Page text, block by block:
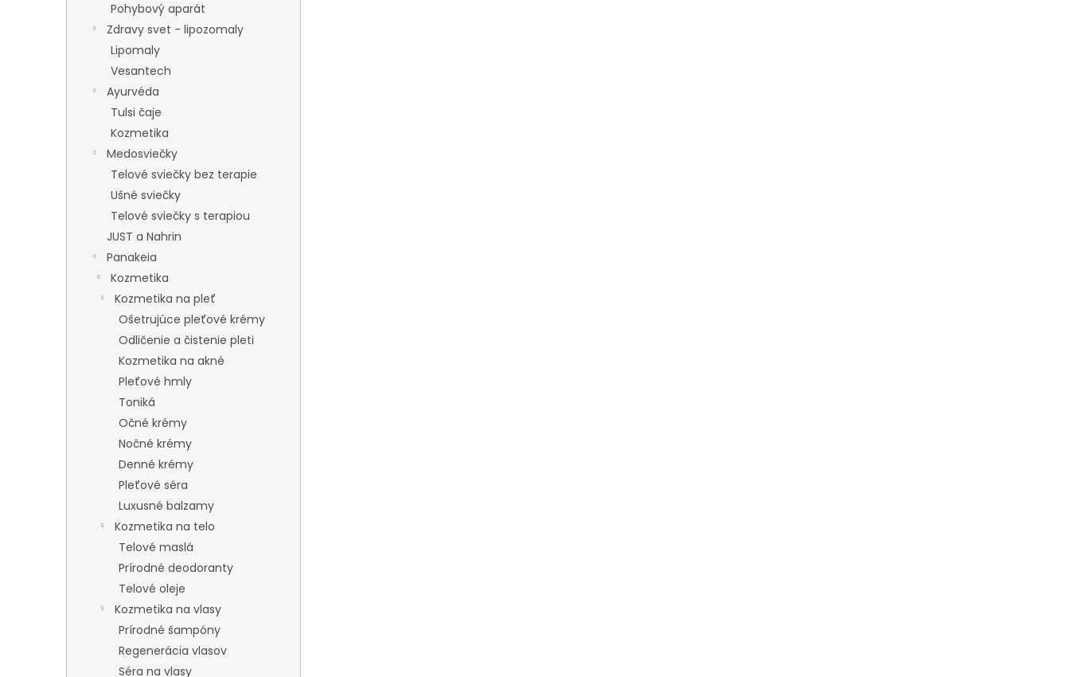
Pohybový aparát
Zdravy svet - lipozomaly
Lipomaly
Vesantech
Ayurvéda
Tulsi čaje
Kozmetika
Medosviečky
Telové sviečky bez terapie
Ušné sviečky
Telové sviečky s terapiou
JUST a Nahrin
Panakeia
Kozmetika
Kozmetika na pleť
Ošetrujúce pleťové krémy
Odličenie a čistenie pleti
Kozmetika na akné
Pleťové hmly
Toniká
Očné krémy
Nočné krémy
Denné krémy
Pleťové séra
Luxusné balzamy
Kozmetika na telo
Telové maslá
Prírodné deodoranty
Telové oleje
Kozmetika na vlasy
Prírodné šampóny
Regenerácia vlasov
Séra na vlasy